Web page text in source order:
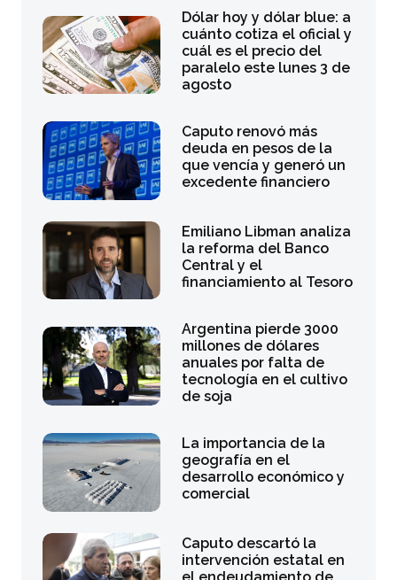
Dólar hoy y dólar blue: a
cuánto cotiza el oficial y
cuál es el precio del
paralelo este lunes 3 de
agosto
Caputo renovó más
deuda en pesos de la
que vencía y generó un
excedente financiero
Emiliano Libman analiza
la reforma del Banco
Central y el
financiamiento al Tesoro
Argentina pierde 3000
millones de dólares
anuales por falta de
tecnología en el cultivo
de soja
La importancia de la
geografía en el
desarrollo económico y
comercial
Caputo descartó la
intervención estatal en